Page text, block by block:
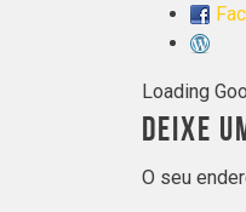
Loading
DEIXE
O seu